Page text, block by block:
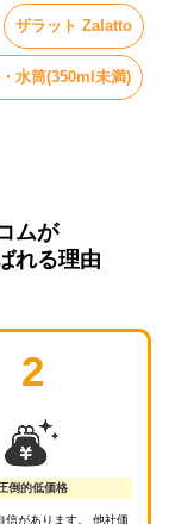
ザラット Zalatto
水筒(350ml未満)
ムが
れる理由
2
圧倒的低価格
信があります。 他社価